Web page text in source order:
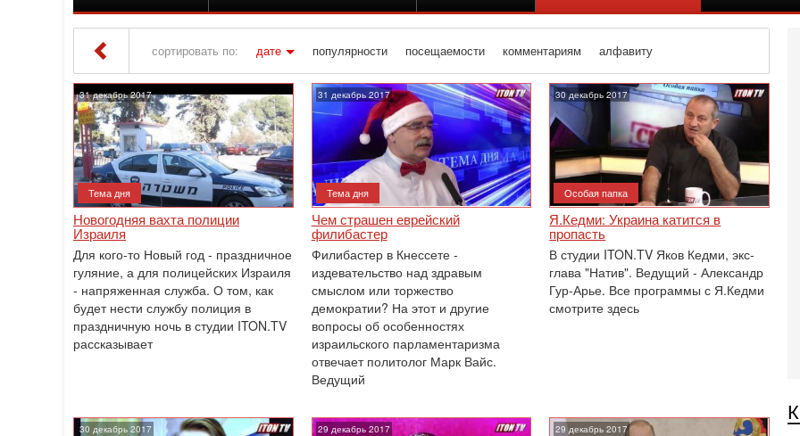
сортировать по: дате популярности посещаемости комментариям алфавиту
Iton TV» Материалы за Декабрь 2017 года
31 декабрь 2017
Тема дня
Новогодняя вахта полиции
Израиля
Для кого-то Новый год - праздничное
гуляние, а для полицейских Израиля
- напряженная служба. О том, как
будет нести службу полиция в
праздничную ночь в ‎студии ITON.TV
рассказывает
31 декабрь 2017
Тема дня
Чем страшен еврейский
филибастер
Филибастер в Кнессете -
издевательство над здравым
смыслом или торжество
демократии? На этот и другие
вопросы об особенностях
израильского парламентаризма
отвечает политолог Марк Вайс.
Ведущий
30 декабрь 2017
Особая папка
Я.Кедми: Украина катится в
пропасть
В студии ITON.TV Яков Кедми, экс-
глава "Натив". Ведущий - Александр
Гур-Арье. Все программы с Я.Кедми
смотрите здесь
30 декабрь 2017 29 декабрь 2017 29 декабрь 2017